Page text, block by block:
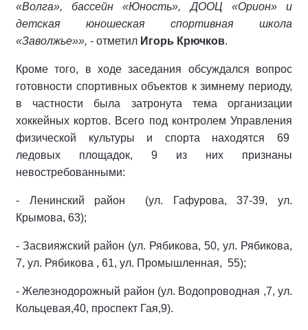
«Волга», бассейн «Юность», ДООЦ «Орион» и
детская юношеская спортивная школа
«Заволжье»», - отметил Игорь Крючков.
Кроме того, в ходе заседания обсуждался вопрос
готовности спортивных объектов к зимнему периоду,
в частности была затронута тема организации
хоккейных кортов. Всего под контролем Управления
физической культуры и спорта находятся 69
ледовых площадок, 9 из них признаны
невостребованными:
- Ленинский район (ул. Гафурова, 37-39, ул.
Крымова, 63);
- Засвияжский район (ул. Рябикова, 50, ул. Рябикова,
7, ул. Рябикова , 61, ул. Промышленная, 55);
- Железнодорожный район (ул. Водопроводная ,7, ул.
Кольцевая,40, проспект Гая,9).